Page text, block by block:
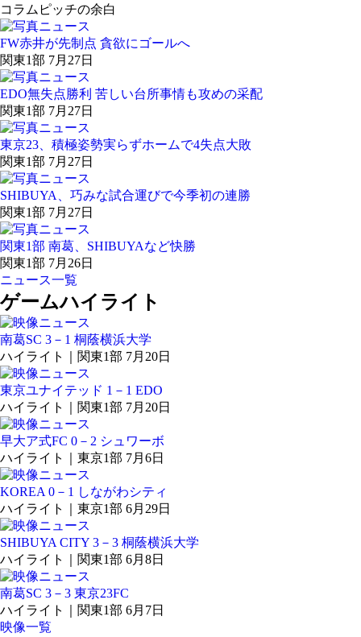
コラム ピッチの余白
FW赤井が先制点 貪欲にゴールへ
関東1部 7月27日
EDO無失点勝利 苦しい台所事情も攻めの采配
関東1部 7月27日
東京23、積極姿勢実らずホームで4失点大敗
関東1部 7月27日
SHIBUYA、巧みな試合運びで今季初の連勝
関東1部 7月27日
関東1部 南葛、SHIBUYAなど快勝
関東1部 7月26日
ニュース一覧
ゲームハイライト
南葛SC 3－1 桐蔭横浜大学
ハイライト｜関東1部 7月20日
東京ユナイテッド 1－1 EDO
ハイライト｜関東1部 7月20日
早大ア式FC 0－2 シュワーボ
ハイライト｜東京1部 7月6日
KOREA 0－1 しながわシティ
ハイライト｜東京1部 6月29日
SHIBUYA CITY 3－3 桐蔭横浜大学
ハイライト｜関東1部 6月8日
南葛SC 3－3 東京23FC
ハイライト｜関東1部 6月7日
映像一覧